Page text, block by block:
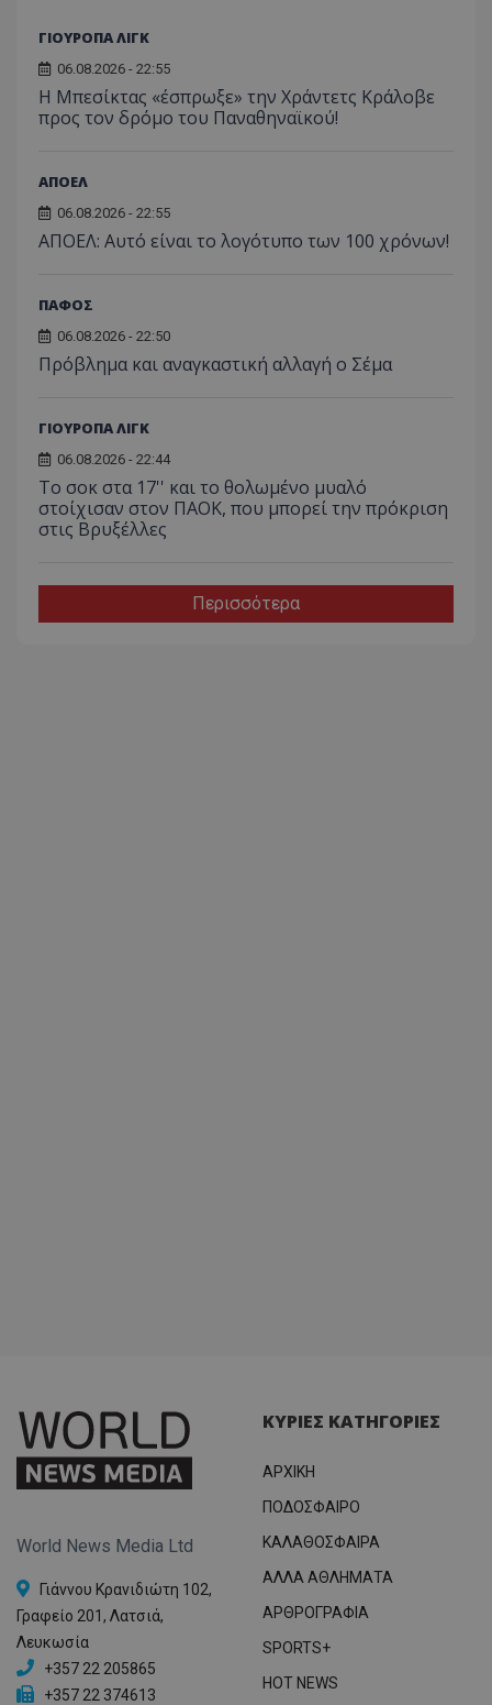
ΓΙΟΥΡΟΠΑ ΛΙΓΚ
06.08.2026 - 22:55
Η Μπεσίκτας «έσπρωξε» την Χράντετς Κράλοβε
προς τον δρόμο του Παναθηναϊκού!
ΑΠΟΕΛ
06.08.2026 - 22:55
ΑΠΟΕΛ: Αυτό είναι το λογότυπο των 100 χρόνων!
ΠΑΦΟΣ
06.08.2026 - 22:50
Πρόβλημα και αναγκαστική αλλαγή ο Σέμα
ΓΙΟΥΡΟΠΑ ΛΙΓΚ
06.08.2026 - 22:44
Το σοκ στα 17'' και το θολωμένο μυαλό
στοίχισαν στον ΠΑΟΚ, που μπορεί την πρόκριση
στις Βρυξέλλες
Περισσότερα
World News Media Ltd
Γιάννου Κρανιδιώτη 102,
Γραφείο 201, Λατσιά,
Λευκωσία
+357 22 205865
+357 22 374613
ΚΥΡΙΕΣ ΚΑΤΗΓΟΡΙΕΣ
ΑΡΧΙΚΗ
ΠΟΔΟΣΦΑΙΡΟ
ΚΑΛΑΘΟΣΦΑΙΡΑ
ΑΛΛΑ ΑΘΛΗΜΑΤΑ
ΑΡΘΡΟΓΡΑΦΙΑ
SPORTS+
HOT NEWS